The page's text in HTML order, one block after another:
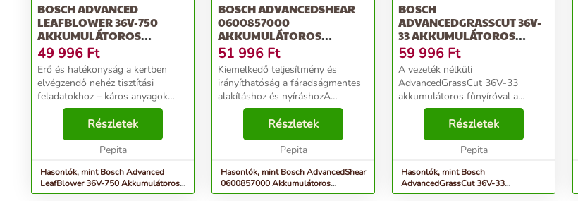
BOSCH ADVANCED
LEAFBLOWER 36V-750
AKKUMULÁTOROS
LOMBFÚVÓ (AKKU ÉS...
49 996 Ft
Erő és hatékonyság a kertben
elvégzendő nehéz tisztítási
feladatokhoz – káros anyagok
kibocsátása nélkülNagyobb
takarítási feladatok elvégzése
gyorsan és egyszerűen a nagy
teljesítményű, akkus Advance...
Részletek
Pepita
Hasonlók, mint Bosch Advanced
LeafBlower 36V-750 Akkumulátoros
Lombfúvó (Akku és...
BOSCH ADVANCEDSHEAR
0600857000
AKKUMULÁTOROS
SÖVÉNYVÁGÓ (AKKU ÉS...
51 996 Ft
Kiemelkedő teljesítmény és
irányíthatóság a fáradságmentes
alakításhoz és nyíráshozA
sokoldalú, akkumulátoros
AdvancedShear 18V-10 egykezes
használatra készült, tartalmaz
pengét a formázáshoz és karba...
Részletek
Pepita
Hasonlók, mint Bosch AdvancedShear
0600857000 Akkumulátoros
Sövényvágó (Akku és...
BOSCH
ADVANCEDGRASSCUT 36V-
33 AKKUMULÁTOROS
SZEGÉLYNYÍRÓ (AKKU ÉS...
59 996 Ft
A vezeték nélküli
AdvancedGrassCut 36V-33
akkumulátoros fűnyíróval a
hosszú fű, a gaz vagy a
csalánfélék eltávolítása
gyerekjáték a kefe nélküli
motornak köszönhetően. Az
Részletek
Pepita
Hasonlók, mint Bosch
AdvancedGrassCut 36V-33
Akkumulátoros szegélynyíró (akku